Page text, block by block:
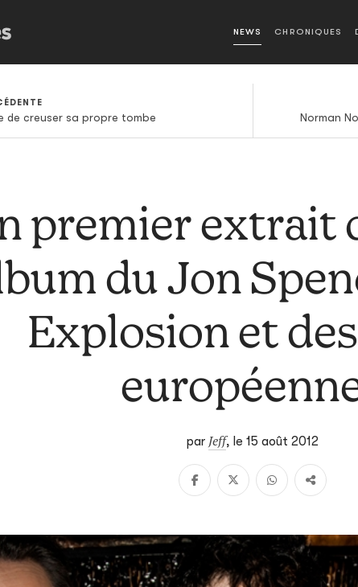
NEWS CHRONIQUES
de creuser sa propre tombe Norman
premier extrait
du Jon
Explosion et
par Jeff, le 15 août 2012